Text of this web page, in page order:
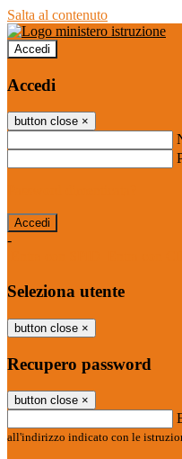
Salta al contenuto
Accedi
Accedi
button close ×
-
Seleziona utente
button close ×
Recupero password
button close ×
all'indirizzo indicato con le